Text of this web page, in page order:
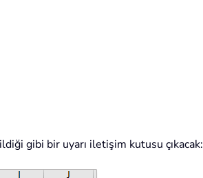
gibi bir uyarı iletişim kutusu çıkacak: